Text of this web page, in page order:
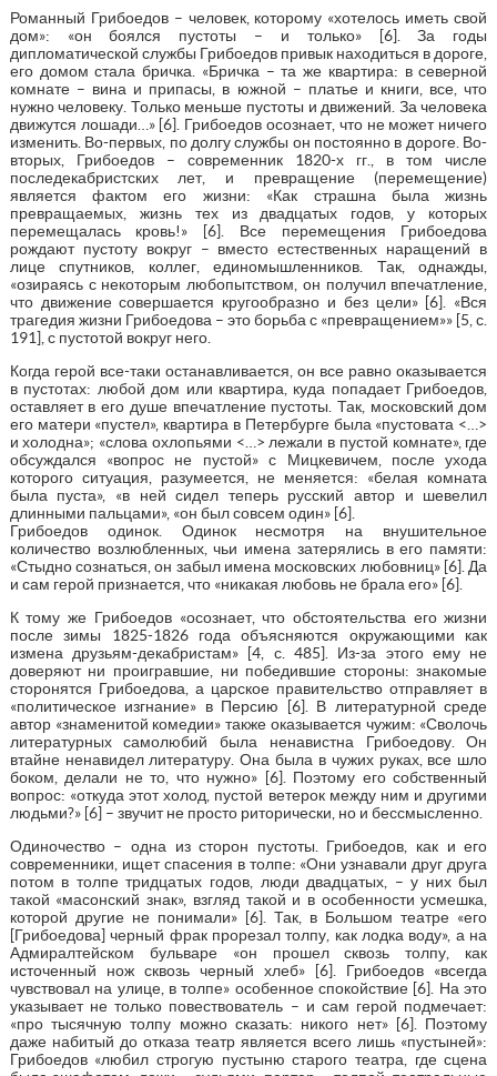
Романный Грибоедов – человек, которому «хотелось иметь свой
дом»: «он боялся пустоты – и только» [6]. За годы
дипломатической службы Грибоедов привык находиться в дороге,
его домом стала бричка. «Бричка – та же квартира: в северной
комнате – вина и припасы, в южной – платье и книги, все, что
нужно человеку. Только меньше пустоты и движений. За человека
движутся лошади…» [6]. Грибоедов осознает, что не может ничего
изменить. Во-первых, по долгу службы он постоянно в дороге. Во-
вторых, Грибоедов – современник 1820-х гг., в том числе
последекабристских лет, и превращение (перемещение)
является фактом его жизни: «Как страшна была жизнь
превращаемых, жизнь тех из двадцатых годов, у которых
перемещалась кровь!» [6]. Все перемещения Грибоедова
рождают пустоту вокруг – вместо естественных наращений в
лице спутников, коллег, единомышленников. Так, однажды,
«озираясь с некоторым любопытством, он получил впечатление,
что движение совершается кругообразно и без цели» [6]. «Вся
трагедия жизни Грибоедова – это борьба с «превращением»» [5, с.
191], с пустотой вокруг него.
Когда герой все-таки останавливается, он все равно оказывается
в пустотах: любой дом или квартира, куда попадает Грибоедов,
оставляет в его душе впечатление пустоты. Так, московский дом
его матери «пустел», квартира в Петербурге была «пустовата <…>
и холодна»; «слова охлопьями <…> лежали в пустой комнате», где
обсуждался «вопрос не пустой» с Мицкевичем, после ухода
которого ситуация, разумеется, не меняется: «белая комната
была пуста», «в ней сидел теперь русский автор и шевелил
длинными пальцами», «он был совсем один» [6].
Грибоедов одинок. Одинок несмотря на внушительное
количество возлюбленных, чьи имена затерялись в его памяти:
«Стыдно сознаться, он забыл имена московских любовниц» [6]. Да
и сам герой признается, что «никакая любовь не брала его» [6].
К тому же Грибоедов «осознает, что обстоятельства его жизни
после зимы 1825-1826 года объясняются окружающими как
измена друзьям-декабристам» [4, с. 485]. Из-за этого ему не
доверяют ни проигравшие, ни победившие стороны: знакомые
сторонятся Грибоедова, а царское правительство отправляет в
«политическое изгнание» в Персию [6]. В литературной среде
автор «знаменитой комедии» также оказывается чужим: «Сволочь
литературных самолюбий была ненавистна Грибоедову. Он
втайне ненавидел литературу. Она была в чужих руках, все шло
боком, делали не то, что нужно» [6]. Поэтому его собственный
вопрос: «откуда этот холод, пустой ветерок между ним и другими
людьми?» [6] – звучит не просто риторически, но и бессмысленно.
Одиночество – одна из сторон пустоты. Грибоедов, как и его
современники, ищет спасения в толпе: «Они узнавали друг друга
потом в толпе тридцатых годов, люди двадцатых, – у них был
такой «масонский знак», взгляд такой и в особенности усмешка,
которой другие не понимали» [6]. Так, в Большом театре «его
[Грибоедова] черный фрак прорезал толпу, как лодка воду», а на
Адмиралтейском бульваре «он прошел сквозь толпу, как
источенный нож сквозь черный хлеб» [6]. Грибоедов «всегда
чувствовал на улице, в толпе» особенное спокойствие [6]. На это
указывает не только повествователь – и сам герой подмечает:
«про тысячную толпу можно сказать: никого нет» [6]. Поэтому
даже набитый до отказа театр является всего лишь «пустыней»:
Грибоедов «любил строгую пустыню старого театра, где сцена